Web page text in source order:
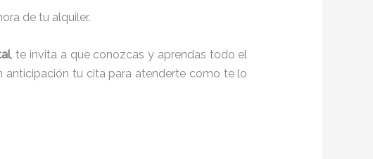
de tu alquiler.
, te invita a que conozcas y aprendas todo el
anticipación tu cita para atenderte como te lo